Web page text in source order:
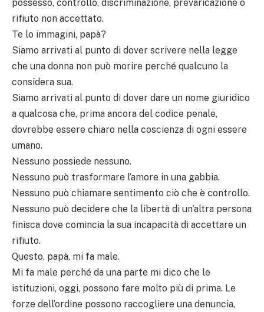
possesso, controllo, discriminazione, prevaricazione o
rifiuto non accettato.
Te lo immagini, papà?
Siamo arrivati al punto di dover scrivere nella legge
che una donna non può morire perché qualcuno la
considera sua.
Siamo arrivati al punto di dover dare un nome giuridico
a qualcosa che, prima ancora del codice penale,
dovrebbe essere chiaro nella coscienza di ogni essere
umano.
Nessuno possiede nessuno.
Nessuno può trasformare l’amore in una gabbia.
Nessuno può chiamare sentimento ciò che è controllo.
Nessuno può decidere che la libertà di un’altra persona
finisca dove comincia la sua incapacità di accettare un
rifiuto.
Questo, papà, mi fa male.
Mi fa male perché da una parte mi dico che le
istituzioni, oggi, possono fare molto più di prima. Le
forze dell’ordine possono raccogliere una denuncia,